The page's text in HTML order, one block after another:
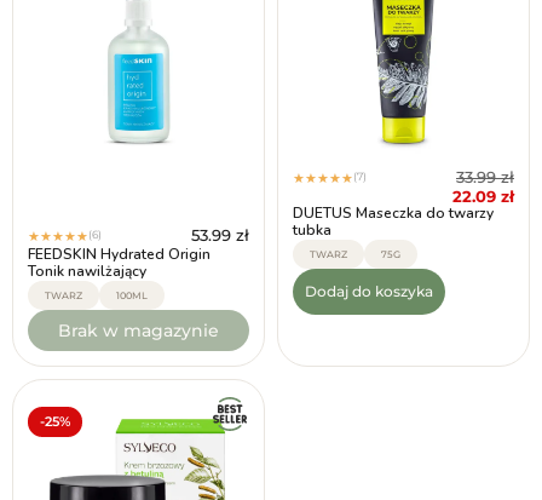
★★★★★(6) 53.99 zł
FEEDSKIN Hydrated Origin
Tonik nawilżający
TWARZ 100ML
Brak w magazynie
★★★★★(7) 33.99zł
22.09 zł
DUETUS Maseczka do twarzy
tubka
TWARZ 75G
Dodaj do koszyka
-25%